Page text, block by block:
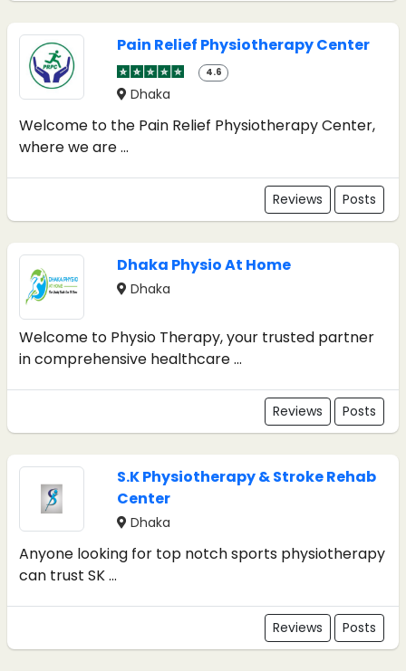
Pain Relief Physiotherapy Center
4.6
Dhaka
Welcome to the Pain Relief Physiotherapy Center,
where we are ...
Reviews Posts
Dhaka Physio At Home
Dhaka
Welcome to Physio Therapy, your trusted partner
in comprehensive healthcare ...
Reviews Posts
S.K Physiotherapy & Stroke Rehab
Center
Dhaka
Anyone looking for top notch sports physiotherapy
can trust SK ...
Reviews Posts